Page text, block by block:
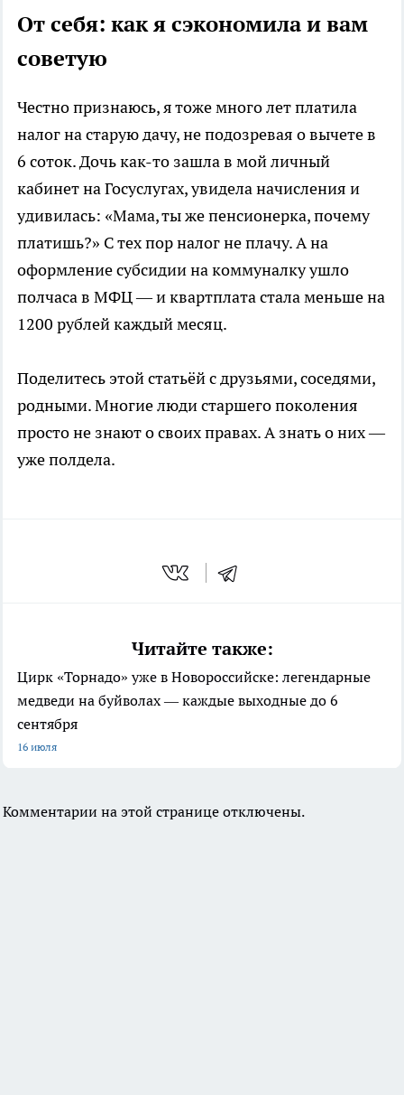
От себя: как я сэкономила и вам
советую
Честно признаюсь, я тоже много лет платила
налог на старую дачу, не подозревая о вычете в
6 соток. Дочь как-то зашла в мой личный
кабинет на Госуслугах, увидела начисления и
удивилась: «Мама, ты же пенсионерка, почему
платишь?» С тех пор налог не плачу. А на
оформление субсидии на коммуналку ушло
полчаса в МФЦ — и квартплата стала меньше на
1200 рублей каждый месяц.
Поделитесь этой статьёй с друзьями, соседями,
родными. Многие люди старшего поколения
просто не знают о своих правах. А знать о них —
уже полдела.
Читайте также:
Цирк «Торнадо» уже в Новороссийске: легендарные
медведи на буйволах — каждые выходные до 6
сентября
16 июля
Комментарии на этой странице отключены.